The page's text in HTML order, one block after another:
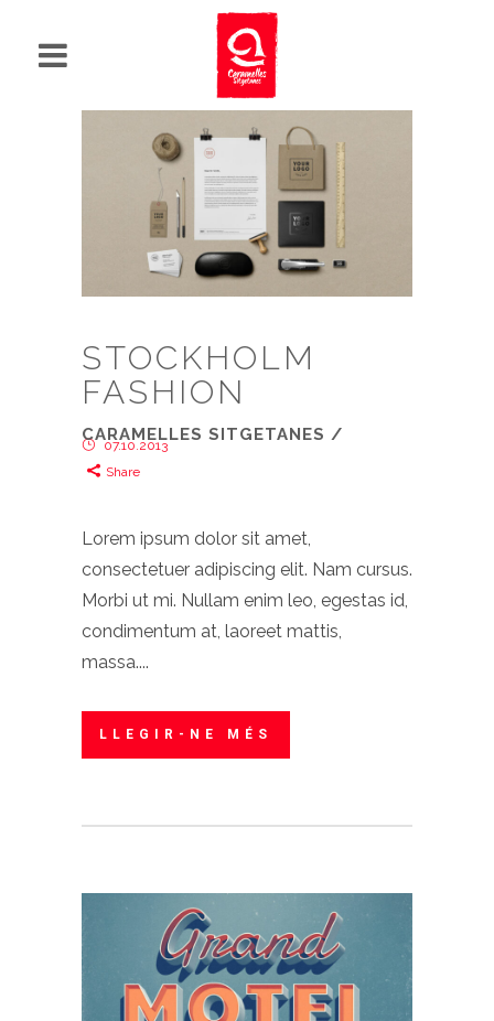
CARAMELLES SITGETANES /
STOCKHOLM
FASHION
07.10.2013
Share
Lorem ipsum dolor sit amet,
consectetuer adipiscing elit. Nam cursus.
Morbi ut mi. Nullam enim leo, egestas id,
condimentum at, laoreet mattis,
massa....
LLEGIR-NE MÉS